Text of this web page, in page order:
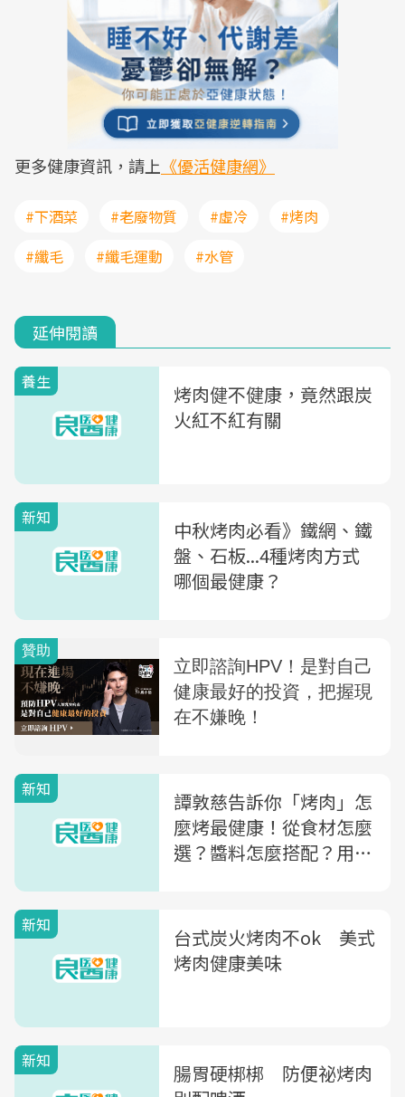
更多健康資訊，請上 《優活健康網》
#下酒菜 #老廢物質 #虛冷
#烤肉
#纖毛
#纖毛運動 #水管
延伸閱讀
養生
烤肉健不健康，竟然跟炭
火紅不紅有關
新知
中秋烤肉必看》鐵網、鐵
盤、石板...4種烤肉方式
哪個最健康？
新知
譚敦慈告訴你「烤肉」怎
麼烤最健康！從食材怎麼
選？醬料怎麼搭配？用什
新知
台式炭火烤肉不ok 美式
烤肉健康美味
新知
腸胃硬梆梆 防便祕烤肉